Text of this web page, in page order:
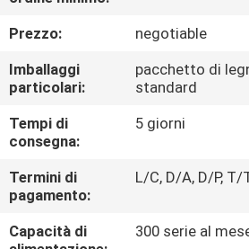
DI
QUALITÀ
CONTATTICI
RICHIEDA
UNA
CITAZIONE
Prezzo:
negotiable
Imballaggi
particolari:
pacchetto di
standard
Tempi di
consegna:
5 giorni
Termini di
pagamento:
L/C, D/A, D/P, T/
Capacità di
300 serie al